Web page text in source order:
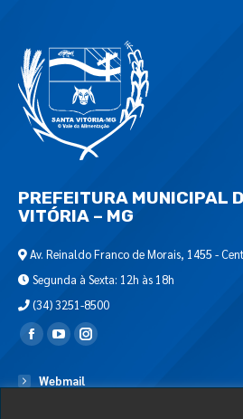
PREFEITURA MUNICIPAL
VITÓRIA – MG
Av. Reinaldo Franco de Morais, 1455 -
Segunda à Sexta: 12h às 18h
(34) 3251-8500
Encontre-nos em:
Webmail